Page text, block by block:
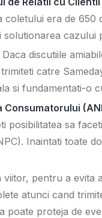
era de 650
solutionarea cazului
Daca discutiile
catre
si fundamentati-o
posibilitatea sa
Inaintati toate
viitor, pentru a evita
atunci cand
poate proteja de